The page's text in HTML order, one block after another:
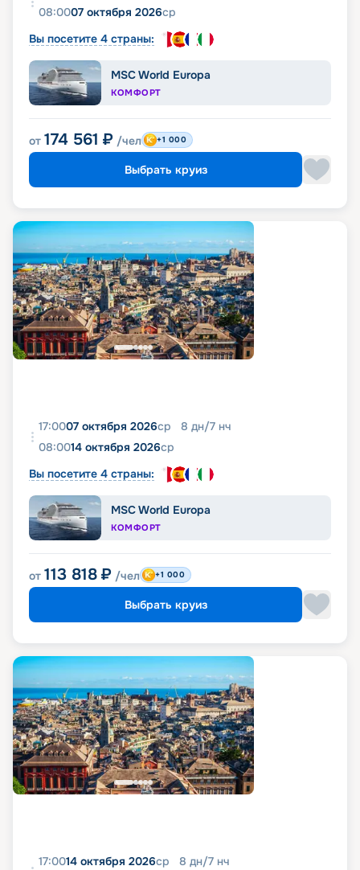
08:0007 октября 2026ср
Вы посетите 4 страны:
MSC World Europa
КОМФОРТ
от 174 561 ₽ /чел +1 000
Выбрать круиз
17:0007 октября 2026ср 8 дн/7 нч
08:0014 октября 2026ср
Вы посетите 4 страны:
MSC World Europa
КОМФОРТ
от 113 818 ₽ /чел +1 000
Выбрать круиз
17:0014 октября 2026ср 8 дн/7 нч